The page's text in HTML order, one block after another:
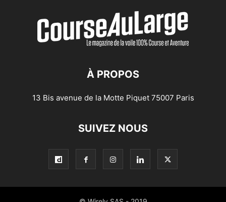
À PROPOS
13 Bis avenue de la Motte Piquet 75007 Paris
SUIVEZ NOUS